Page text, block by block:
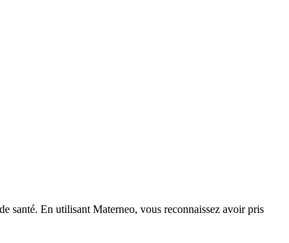
santé. En utilisant Materneo, vous reconnaissez avoir pris